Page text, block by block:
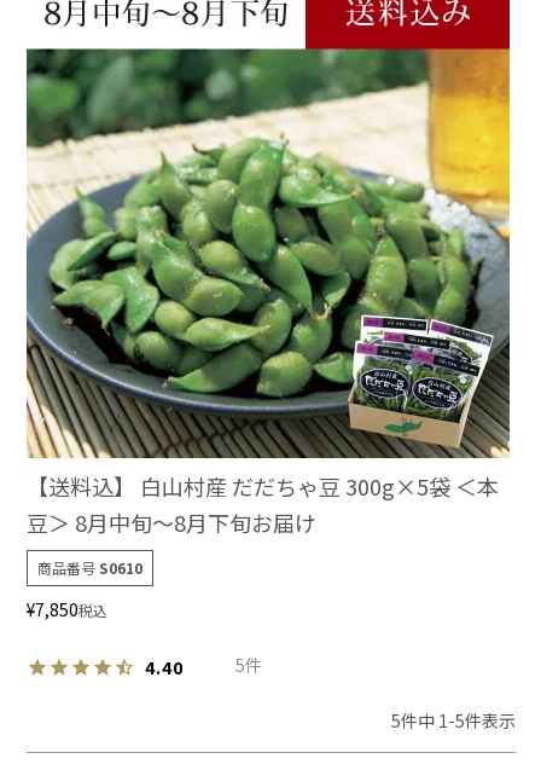
【送料込】 白山村産 だだちゃ豆 300g×5袋 ＜本
豆＞ 8月中旬～8月下旬お届け
商品番号 S0610
¥7,850税込
4.40 5
5件中 1-5件表示